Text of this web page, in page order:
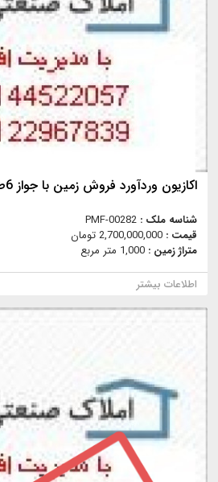
اكازيون وردآورد فروش زمين با جواز 6طبقه
شناسه ملک : PMF-00282
قیمت : 2,700,000,000 تومان
متراژ زمین : 1,000 متر مربع
اطلاعات بیشتر